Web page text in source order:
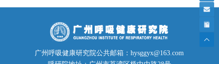
广州呼吸健康研究院公共邮箱：hysggyx@163.com